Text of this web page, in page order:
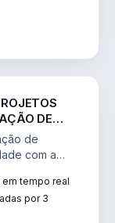
DE
de
com a
tempo real
por 3